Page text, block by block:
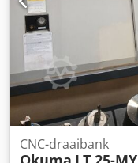
CNC-draaibank